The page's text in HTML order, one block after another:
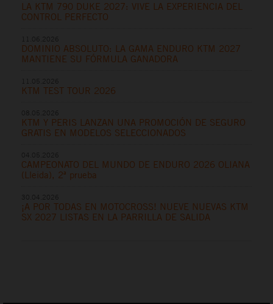
LA KTM 790 DUKE 2027: VIVE LA EXPERIENCIA DEL
CONTROL PERFECTO
DOMINIO ABSOLUTO: LA GAMA ENDURO KTM 2027
MANTIENE SU FÓRMULA GANADORA
KTM TEST TOUR 2026
KTM Y PERIS LANZAN UNA PROMOCIÓN DE SEGURO
GRATIS EN MODELOS SELECCIONADOS
CAMPEONATO DEL MUNDO DE ENDURO 2026 OLIANA
(Lleida), 2ª prueba
¡A POR TODAS EN MOTOCROSS! NUEVE NUEVAS KTM
SX 2027 LISTAS EN LA PARRILLA DE SALIDA